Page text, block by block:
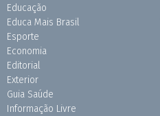
Educação
Educa Mais Brasil
Esporte
Economia
Editorial
Exterior
Guia Saúde
Informação Livre